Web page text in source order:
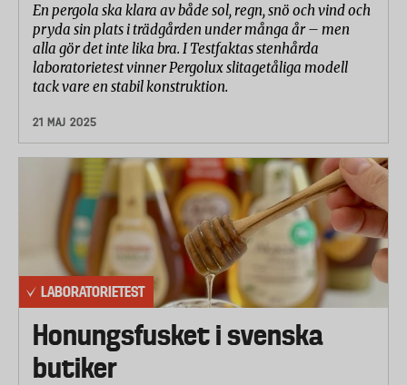
En pergola ska klara av både sol, regn, snö och vind och
pryda sin plats i trädgården under många år – men
alla gör det inte lika bra. I Testfaktas stenhårda
laboratorietest vinner Pergolux slitagetåliga modell
tack vare en stabil konstruktion.
21 MAJ 2025
LABORATORIETEST
Honungsfusket i svenska
butiker